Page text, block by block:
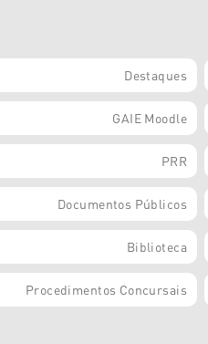
Destaques
GAIE Moodle
PRR
Documentos Públicos
Biblioteca
Procedimentos Concursais